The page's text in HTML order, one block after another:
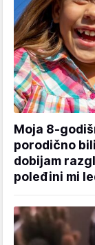
Moja 8-
porodično
dobijam
poleđini mi